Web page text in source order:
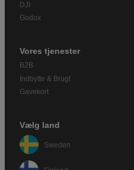
DJI
Godox
Vores tjenester
B2B
Indbytte & Brugt
Gavekort
Vælg land
Sweden